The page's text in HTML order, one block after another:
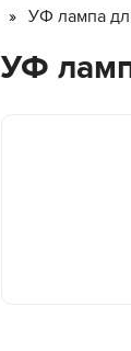
УФ лампа
УФ